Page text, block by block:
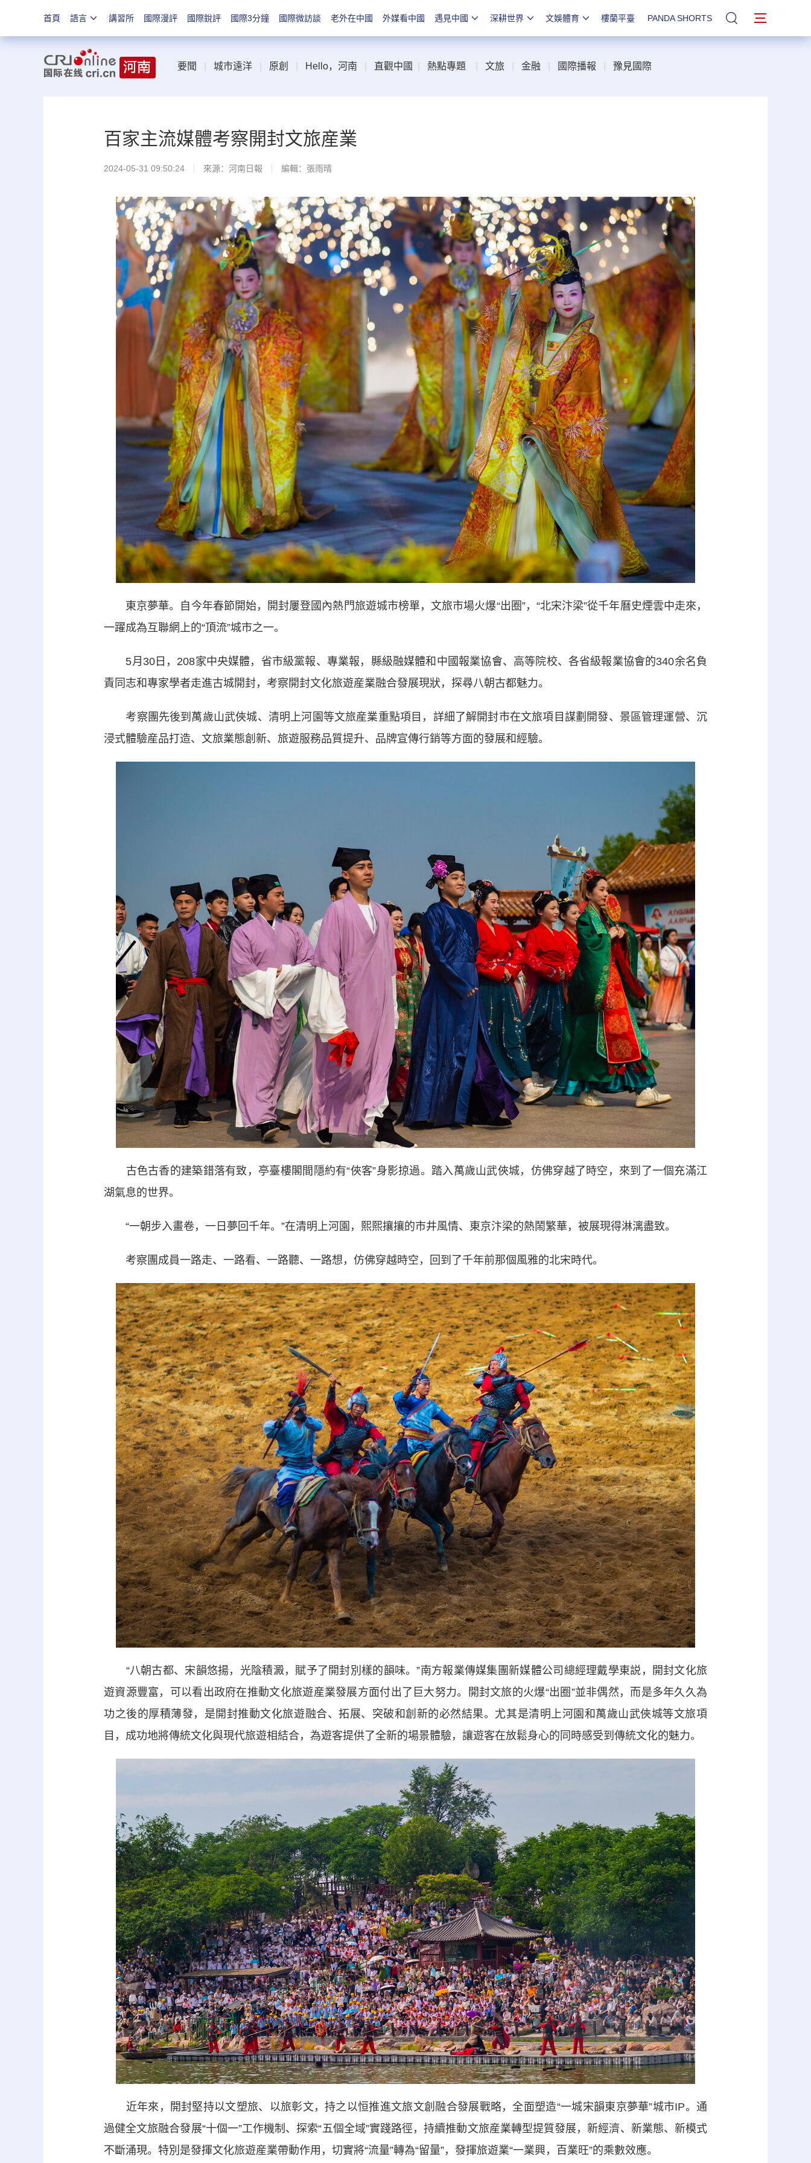
首頁 語言 講習所 國際漫評 國際銳評 國際3分鐘 國際微訪談 老外在中國 外媒看中國 遇見中國 深耕世界 文娛體育 樓蘭平臺 PANDA SHORTS 站內搜索
要聞 城市遠洋 原創 Hello，河南 直觀中國 熱點專題 文旅 金融 國際播報 豫見國際
百家主流媒體考察開封文旅産業
2024-05-31 09:50:24 來源： 河南日報 編輯：張雨晴
東京夢華。自今年春節開始，開封屢登國內熱門旅遊城市榜單，文旅市場火爆“出圈”，“北宋汴梁”從千年曆史煙雲中走來，
一躍成為互聯網上的“頂流”城市之一。
5月30日，208家中央媒體，省市級黨報、專業報，縣級融媒體和中國報業協會、高等院校、各省級報業協會的340余名負
責同志和專家學者走進古城開封，考察開封文化旅遊産業融合發展現狀，探尋八朝古都魅力。
考察團先後到萬歲山武俠城、清明上河園等文旅産業重點項目，詳細了解開封市在文旅項目謀劃開發、景區管理運營、沉
浸式體驗産品打造、文旅業態創新、旅遊服務品質提升、品牌宣傳行銷等方面的發展和經驗。
古色古香的建築錯落有致，亭臺樓閣間隱約有“俠客”身影掠過。踏入萬歲山武俠城，仿佛穿越了時空，來到了一個充滿江
湖氣息的世界。
“一朝步入畫卷，一日夢回千年。”在清明上河園，熙熙攘攘的市井風情、東京汴梁的熱鬧繁華，被展現得淋漓盡致。
考察團成員一路走、一路看、一路聽、一路想，仿佛穿越時空，回到了千年前那個風雅的北宋時代。
“八朝古都、宋韻悠揚，光陰積澱，賦予了開封別樣的韻味。”南方報業傳媒集團新媒體公司總經理戴學東説，開封文化旅
遊資源豐富，可以看出政府在推動文化旅遊産業發展方面付出了巨大努力。開封文旅的火爆“出圈”並非偶然，而是多年久久為
功之後的厚積薄發，是開封推動文化旅遊融合、拓展、突破和創新的必然結果。尤其是清明上河園和萬歲山武俠城等文旅項
目，成功地將傳統文化與現代旅遊相結合，為遊客提供了全新的場景體驗，讓遊客在放鬆身心的同時感受到傳統文化的魅力。
近年來，開封堅持以文塑旅、以旅彰文，持之以恒推進文旅文創融合發展戰略，全面塑造“一城宋韻東京夢華”城市IP。通
過健全文旅融合發展“十個一”工作機制、探索“五個全域”實踐路徑，持續推動文旅産業轉型提質發展，新經濟、新業態、新模式
不斷涌現。特別是發揮文化旅遊産業帶動作用，切實將“流量”轉為“留量”，發揮旅遊業“一業興，百業旺”的乘數效應。